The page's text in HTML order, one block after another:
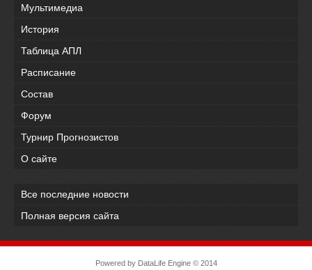
Мультимедиа
История
Таблица АПЛ
Расписание
Состав
Форум
Турнир Прогнозистов
О сайте
Все последние новости
Полная версия сайта
Powered by DataLife Engine© 2014